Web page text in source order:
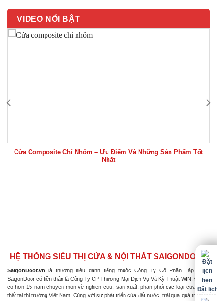
VIDEO NỔI BẬT
Cửa Composite Chỉ Nhôm – Ưu Điểm Và Những Sản Phẩm Tốt
Nhất
HỆ THỐNG SIÊU THỊ CỬA & NỘI THẤT SAIGONDOOR
SaigonDoor.vn là thương hiệu danh tiếng thuộc Công Ty Cổ Phần Tập Đoàn
SaigonDoor có tiền thân là Công Ty CP Thương Mại Dịch Vụ Và Kỹ Thuật WIN, Đơn vị
có hơn 15 năm chuyên môn về nghiên cứu, sản xuất, phân phối các loại cửa & nội
thất tại thị trường Việt Nam. Cùng với sự phát triển của đất nước, trải qua quá trình nỗ
Đặt